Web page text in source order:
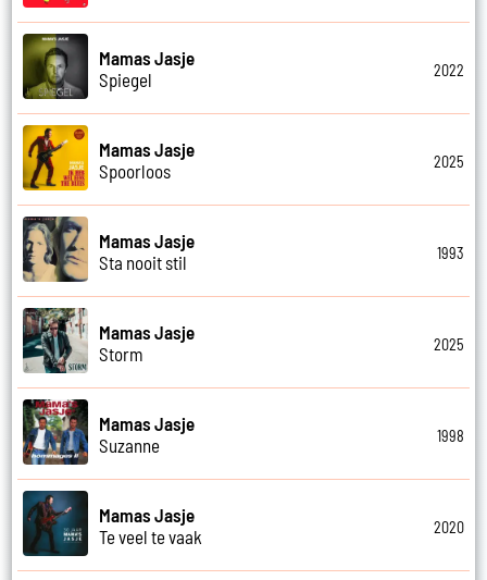
Mamas Jasje
Spiegel
2022
Mamas Jasje
Spoorloos
2025
Mamas Jasje
Sta nooit stil
1993
Mamas Jasje
Storm
2025
Mamas Jasje
Suzanne
1998
Mamas Jasje
Te veel te vaak
2020